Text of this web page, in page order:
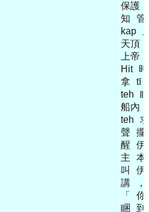
保護
知
管
kap
天頂
上帝
Hit
時
拿
tī
teh
睏
船內
teh
求
聲 攏
醒
伊
主
本
叫
伊
講
，
「
你
睏
到